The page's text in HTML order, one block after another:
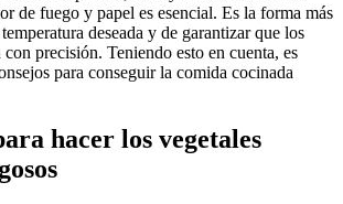
de fuego y papel es esencial. Es la forma más
deseada y de garantizar que los
precisión. Teniendo esto en cuenta, es
para conseguir la comida cocinada
hacer los vegetales